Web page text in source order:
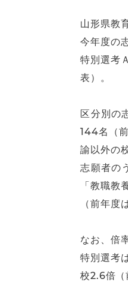
山形県教
今年度の
特別選考
表）。
区分別の
144名（
諭以外の
志願者の
「教職教
（前年度
なお、倍
特別選考
校2.6倍（